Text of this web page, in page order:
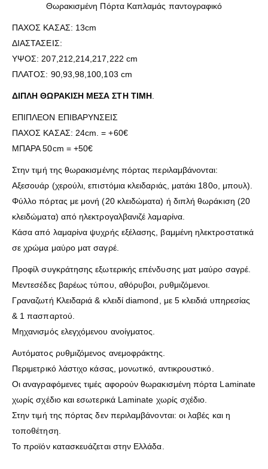
Θωρακισμένη Πόρτα Καπλαμάς παντογραφικό
ΠΑΧΟΣ ΚΑΣΑΣ: 13cm
ΔΙΑΣΤΑΣΕΙΣ:
ΥΨΟΣ: 207,212,214,217,222 cm
ΠΛΑΤΟΣ: 90,93,98,100,103 cm
ΔΙΠΛΗ ΘΩΡΑΚΙΣΗ ΜΕΣΑ ΣΤΗ ΤΙΜΗ.
ΕΠΙΠΛΕΟΝ ΕΠΙΒΑΡΥΝΣΕΙΣ
ΠΑΧΟΣ ΚΑΣΑΣ: 24cm. = +60€
ΜΠΑΡΑ 50cm = +50€
Στην τιμή της θωρακισμένης πόρτας περιλαμβάνονται:
Αξεσουάρ (χερούλι, επιστόμια κλειδαριάς, ματάκι 180ο, μπουλ).
Φύλλο πόρτας με μονή (20 κλειδώματα) ή διπλή θωράκιση (20
κλειδώματα) από ηλεκτρογαλβανιζέ λαμαρίνα.
Κάσα από λαμαρίνα ψυχρής εξέλασης, βαμμένη ηλεκτροστατικά
σε χρώμα μαύρο ματ σαγρέ.
Προφίλ συγκράτησης εξωτερικής επένδυσης ματ μαύρο σαγρέ.
Μεντεσέδες βαρέως τύπου, αθόρυβοι, ρυθμιζόμενοι.
Γραναζωτή Κλειδαριά & κλειδί diamond, με 5 κλειδιά υπηρεσίας
& 1 πασπαρτού.
Μηχανισμός ελεγχόμενου ανοίγματος.
Αυτόματος ρυθμιζόμενος ανεμοφράκτης.
Περιμετρικό λάστιχο κάσας, μονωτικό, αντικρουστικό.
Οι αναγραφόμενες τιμές αφορούν θωρακισμένη πόρτα Laminate
χωρίς σχέδιο και εσωτερικά Laminate χωρίς σχέδιο.
Στην τιμή της πόρτας δεν περιλαμβάνονται: οι λαβές και η
τοποθέτηση.
Το προϊόν κατασκευάζεται στην Ελλάδα.